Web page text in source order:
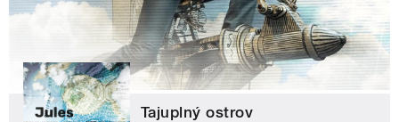
Tajuplný ostrov